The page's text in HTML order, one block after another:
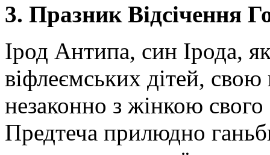
3. Празник Відсічення
Ірод Антипа, син Ірода,
віфлеємських дітей,
незаконно з жінкою
Предтеча прилюдно